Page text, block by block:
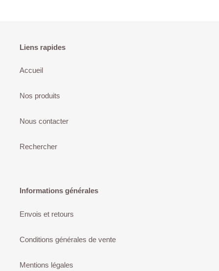
Liens rapides
Accueil
Nos produits
Nous contacter
Rechercher
Informations générales
Envois et retours
Conditions générales de vente
Mentions légales